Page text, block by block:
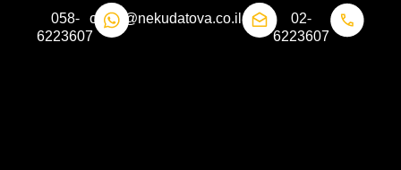
02-
6223607
office@nekudatova.co.il​
058-
6223607​